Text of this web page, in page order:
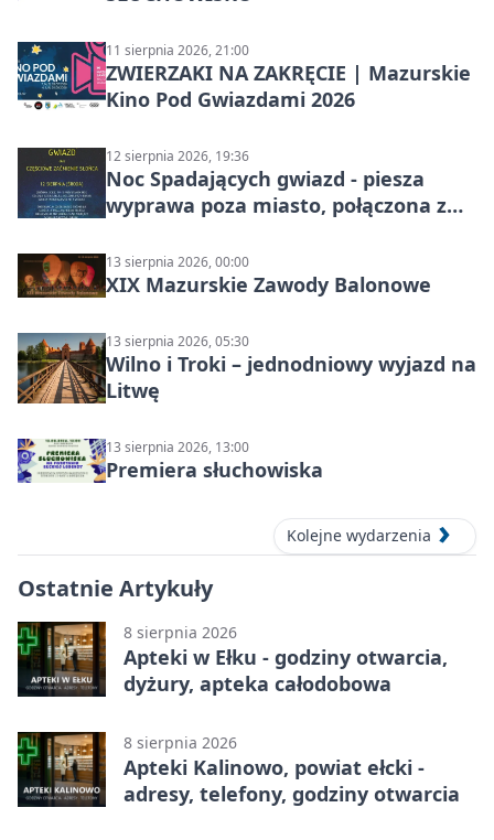
11 sierpnia 2026, 21:00
ZWIERZAKI NA ZAKRĘCIE | Mazurskie
Kino Pod Gwiazdami 2026
12 sierpnia 2026, 19:36
Noc Spadających gwiazd - piesza
wyprawa poza miasto, połączona z
częściowe zaćmienie Słońca
13 sierpnia 2026, 00:00
XIX Mazurskie Zawody Balonowe
13 sierpnia 2026, 05:30
Wilno i Troki – jednodniowy wyjazd na
Litwę
13 sierpnia 2026, 13:00
Premiera słuchowiska
Kolejne wydarzenia
Ostatnie Artykuły
8 sierpnia 2026
Apteki w Ełku - godziny otwarcia,
dyżury, apteka całodobowa
8 sierpnia 2026
Apteki Kalinowo, powiat ełcki -
adresy, telefony, godziny otwarcia